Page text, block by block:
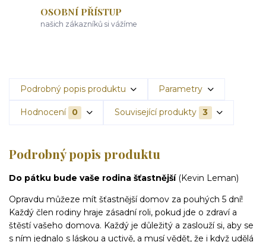
OSOBNÍ PŘÍSTUP
našich zákazníků si vážíme
Podrobný popis produktu Parametry
Hodnocení 0 Související produkty 3
Podrobný popis produktu
Do pátku bude vaše rodina šťastnější (Kevin Leman)
Opravdu můžeze mít šťastnější domov za pouhých 5 dní!
Každý člen rodiny hraje zásadní roli, pokud jde o zdraví a
štěstí vašeho domova. Každý je důležitý a zaslouží si, aby se
s ním jednalo s láskou a uctivě, a musí vědět, že i když udělá